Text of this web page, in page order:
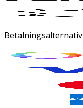
Betalningsalternativ